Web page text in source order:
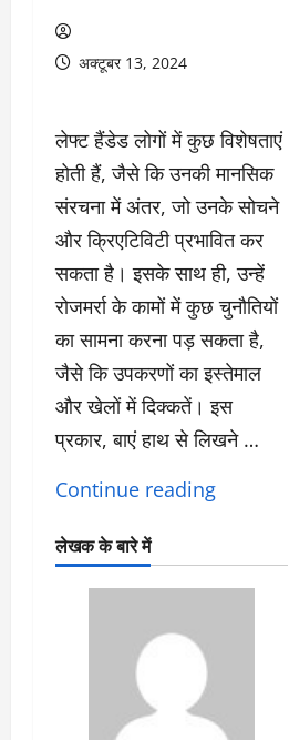
अक्टूबर 13, 2024
लेफ्ट हैंडेड लोगों में कुछ विशेषताएं
होती हैं, जैसे कि उनकी मानसिक
संरचना में अंतर, जो उनके सोचने
और क्रिएटिविटी प्रभावित कर
सकता है। इसके साथ ही, उन्हें
रोजमर्रा के कामों में कुछ चुनौतियों
का सामना करना पड़ सकता है,
जैसे कि उपकरणों का इस्तेमाल
और खेलों में दिक्कतें। इस
प्रकार, बाएं हाथ से लिखने …
Continue reading“बाएं
काम
में
लेखक के बारे में